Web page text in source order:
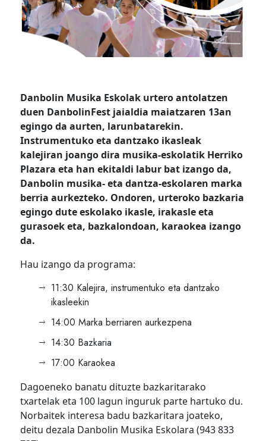
Danbolin Musika Eskolak urtero antolatzen
duen DanbolinFest jaialdia maiatzaren 13an
egingo da aurten, larunbatarekin.
Instrumentuko eta dantzako ikasleak
kalejiran joango dira musika-eskolatik Herriko
Plazara eta han ekitaldi labur bat izango da,
Danbolin musika- eta dantza-eskolaren marka
berria aurkezteko. Ondoren, urteroko bazkaria
egingo dute eskolako ikasle, irakasle eta
gurasoek eta, bazkalondoan, karaokea izango
da.
Hau izango da programa:
11:30 Kalejira, instrumentuko eta dantzako
ikasleekin
14:00 Marka berriaren aurkezpena
14:30 Bazkaria
17:00 Karaokea
Dagoeneko banatu dituzte bazkaritarako
txartelak eta 100 lagun inguruk parte hartuko du.
Norbaitek interesa badu bazkaritara joateko,
deitu dezala Danbolin Musika Eskolara (943 833